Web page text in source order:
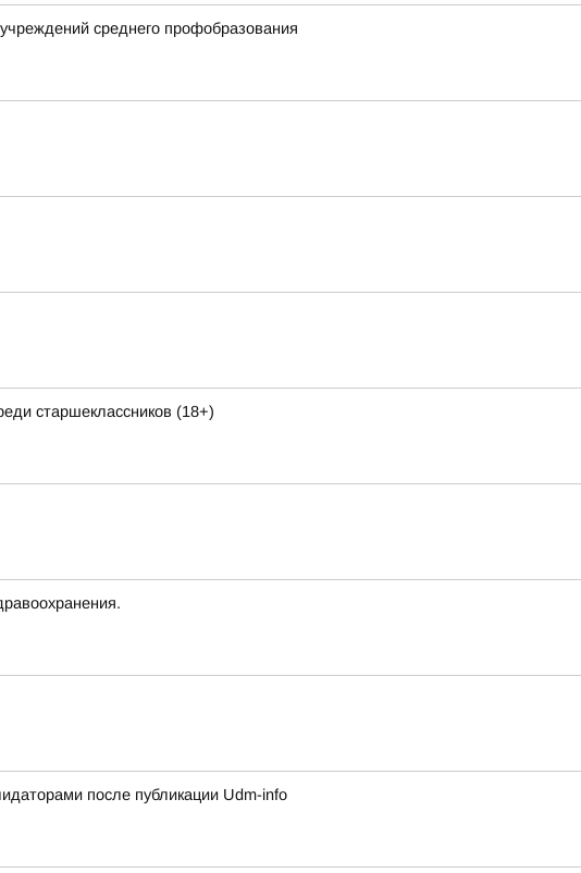
среднего профобразования
старшеклассников (18+)
после публикации Udm-info